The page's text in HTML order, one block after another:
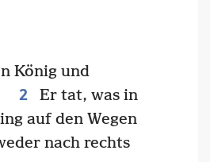
König und
2
Er tat, was in
auf den Wegen
nach rechts